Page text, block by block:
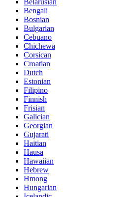
Bengali
Bosnian
Bulgarian
Cebuano
Chichewa
Corsican
Croatian
Dutch
Estonian
Filipino
Finnish
Frisian
Galician
Georgian
Gujarati
Haitian
Hausa
Hawaiian
Hebrew
Hmong
Hungarian